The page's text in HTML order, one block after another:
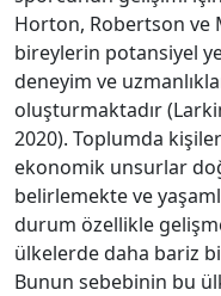
Horton, Robertson ve
bireylerin potansiyel
deneyim ve
oluşturmaktadır
2020). Toplumda
ekonomik unsurlar
belirlemekte ve
durum özellikle
ülkelerde daha bariz
Bunun sebebinin bu